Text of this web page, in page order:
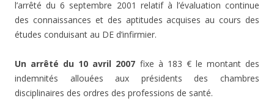
l’arrêté du 6 septembre 2001 relatif à l’évaluation continue
des connaissances et des aptitudes acquises au cours des
études conduisant au DE d’infirmier.
Un arrêté du 10 avril 2007 fixe à 183 € le montant des
indemnités allouées aux présidents des chambres
disciplinaires des ordres des professions de santé.